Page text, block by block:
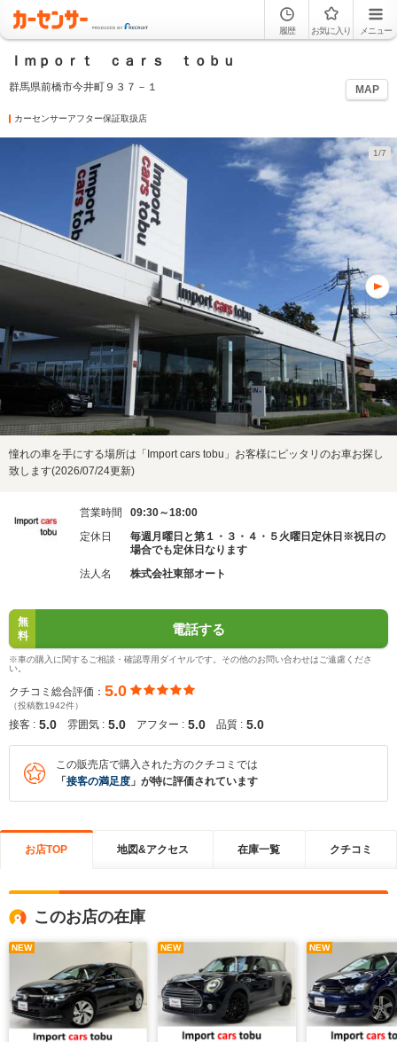
履歴 お気に入り メニュー
Ｉｍｐｏｒｔ ｃａｒｓ ｔｏｂｕ
群馬県前橋市今井町９３７－１ MAP
カーセンサーアフター保証取扱店
1/7
憧れの車を手にする場所は「Import cars tobu」お客様にピッタリのお車お探し
致します(2026/07/24更新)
営業時間
09:30～18:00
定休日
毎週月曜日と第１・３・４・５火曜日定休日※祝日の
場合でも定休日なります
法人名
株式会社東部オート
無
料
電話する
※車の購入に関するご相談・確認専用ダイヤルです。その他のお問い合わせはご遠慮くださ
い。
クチコミ総合評価： 5.0
（投稿数1942件）
接客 : 5.0 雰囲気 : 5.0 アフター : 5.0 品質 : 5.0
この販売店で購入された方のクチコミでは
「 接客の満足度 」が特に評価されています
お店TOP 地図&アクセス 在庫一覧 クチコミ
このお店の在庫
NEW NEW NEW